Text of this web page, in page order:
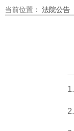
裁判文书
当前位置： 法院公告
1.
2.